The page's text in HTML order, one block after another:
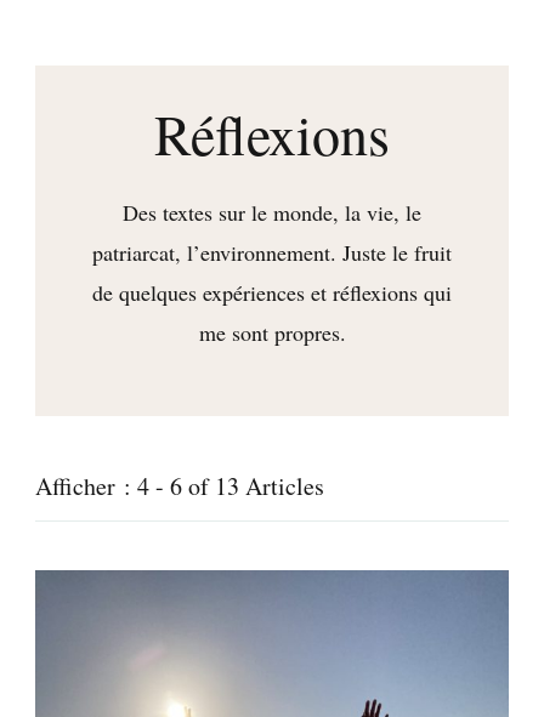
Réflexions
Des textes sur le monde, la vie, le
patriarcat, l’environnement. Juste le fruit
de quelques expériences et réflexions qui
me sont propres.
Afficher : 4 - 6 of 13 Articles